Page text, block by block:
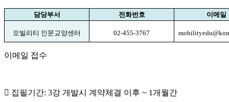
담당부서 전화번호 이메일
모빌리티 인문교양센터 02-455-3767
이메일 접수
 집필기간: 3강 개발시 계약체결 이후 ~ 1개월간